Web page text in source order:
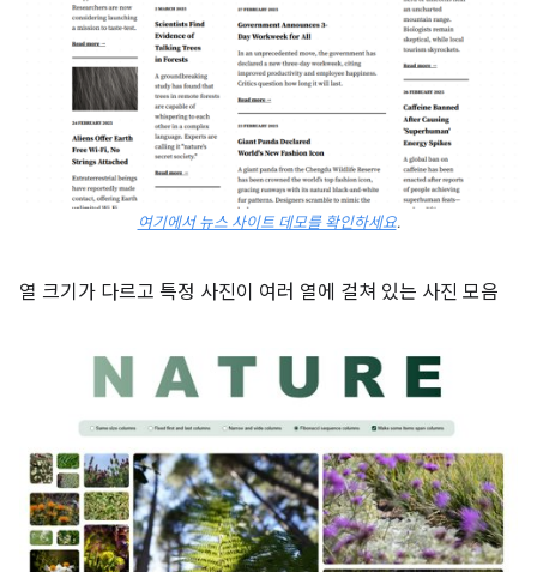
여기에서 뉴스 사이트 데모를 확인하세요.
열 크기가 다르고 특정 사진이 여러 열에 걸쳐 있는 사진 모음